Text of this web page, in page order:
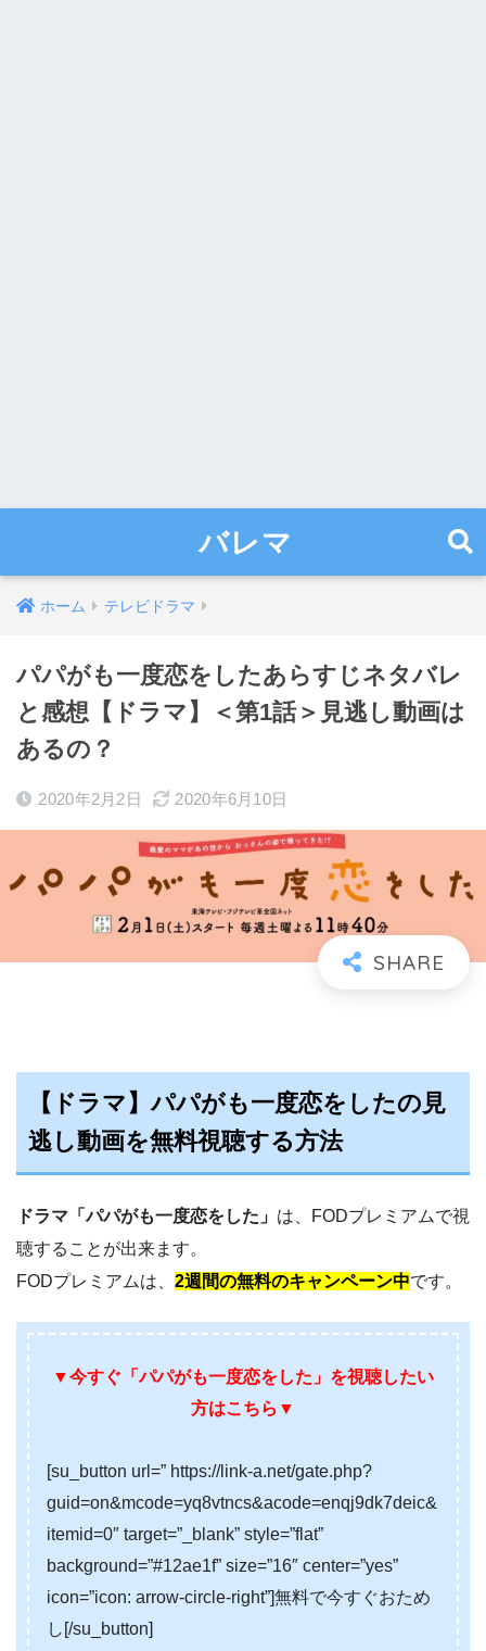
バレマ
ホーム テレビドラマ
パパがも一度恋をしたあらすじネタバレ
と感想【ドラマ】＜第1話＞見逃し動画は
あるの？
2020年2月2日 2020年6月10日
【ドラマ】パパがも一度恋をしたの見
逃し動画を無料視聴する方法
ドラマ「パパがも一度恋をした」 は、FODプレミアムで視
聴することが出来ます。
FODプレミアムは、 2週間の無料のキャンペーン中です。
▼今すぐ 「パパがも一度恋をした」を視聴したい
方はこちら ▼
[su_button url=” https://link-a.net/gate.php?
guid=on&mcode=yq8vtncs&acode=enqj9dk7deic&
itemid=0″ target=”_blank” style=”flat”
background=”#12ae1f” size=”16″ center=”yes”
icon=”icon: arrow-circle-right”]無料で今すぐおため
し[/su_button]